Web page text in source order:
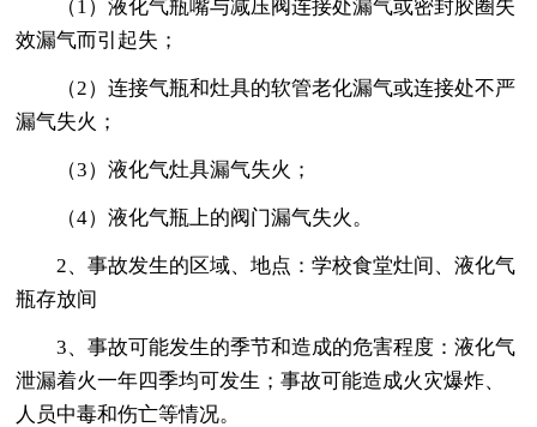
（1）液化气瓶嘴与减压阀连接处漏气或密封胶圈失
效漏气而引起失；
（2）连接气瓶和灶具的软管老化漏气或连接处不严
漏气失火；
（3）液化气灶具漏气失火；
（4）液化气瓶上的阀门漏气失火。
2、事故发生的区域、地点：学校食堂灶间、液化气
瓶存放间
3、事故可能发生的季节和造成的危害程度：液化气
泄漏着火一年四季均可发生；事故可能造成火灾爆炸、
人员中毒和伤亡等情况。